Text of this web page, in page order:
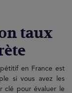
taux
en France est
si vous avez les
clé pour évaluer le